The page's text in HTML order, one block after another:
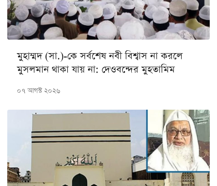
মুহাম্মদ (সা.)-কে সর্বশেষ নবী বিশ্বাস না করলে
মুসলমান থাকা যায় না: দেওবন্দের মুহতামিম
০৭ আগস্ট ২০২৬